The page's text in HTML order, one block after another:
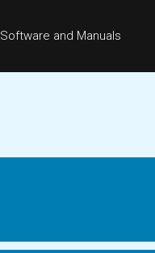
Software and Manuals